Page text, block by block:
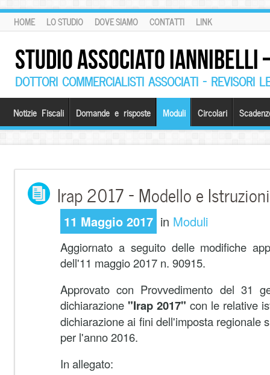
HOME LO STUDIO DOVE SIAMO CONTATTI LINK
STUDIO ASSOCIATO
DOTTORI COMMERCIALISTI ASSOCIATI – REVISORI
Notizie Fiscali Domande e risposte Moduli Circolari
Irap 2017 – Modello e Istruzioni
11 Maggio 2017 in Moduli
Aggiornato a seguito delle modifiche
dell'11 maggio 2017 n. 90915.
Approvato con Provvedimento del 31
dichiarazione "Irap 2017" con le relative
dichiarazione ai fini dell'imposta regionale
per l'anno 2016.
In allegato: